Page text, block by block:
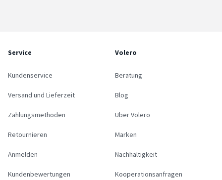
Service
Kundenservice
Versand und Lieferzeit
Zahlungsmethoden
Retournieren
Anmelden
Kundenbewertungen
Volero
Beratung
Blog
Über Volero
Marken
Nachhaltigkeit
Kooperationsanfragen